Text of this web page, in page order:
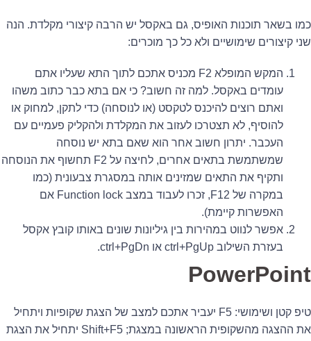
כמו בשאר תוכנות האופיס, גם באקסל יש הרבה קיצורי מקלדת. הנה
שני קיצורים שימושיים ולא כל כך מוכרים:
המקש המופלא F2 מכניס אתכם לתוך התא שעליו אתם
עומדים באקסל. למה זה חשוב? כי אם בתא כבר כתוב משהו
ואתם רוצים להיכנס לטקסט (או לנוסחה) כדי לתקן, למחוק או
להוסיף, לא תצטרכו לעזוב את המקלדת ולהקליק פעמיים עם
העכבר. יתרון חשוב אחר הוא שאם בתא יש נוסחה
שמשתמשת בתאים אחרים, לחיצה על F2 תחשוף את הנוסחה
ותקיף את התאים שמזינים אותה במסגרת צבעונית (כמו
במקרה של F12, זכרו לעבוד במצב Function lock אם
האפשרות קיימת).
אפשר לנווט במהירות בין גיליונות שונים באותו קובץ אקסל
בעזרת השילוב ctrl+PgUp או ctrl+PgDn.
PowerPoint
טיפ קטן ושימושי: F5 יעביר אתכם למצב של הצגת שקופיות ויתחיל
את ההצגה מהשקופית הראשונה במצגת; Shift+F5 יתחיל את הצגת